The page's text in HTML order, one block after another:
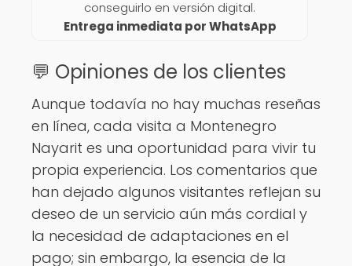
conseguirlo en versión digital.
Entrega inmediata por WhatsApp
💬 Opiniones de los clientes
Aunque todavía no hay muchas reseñas
en línea, cada visita a Montenegro
Nayarit es una oportunidad para vivir tu
propia experiencia. Los comentarios que
han dejado algunos visitantes reflejan su
deseo de un servicio aún más cordial y
la necesidad de adaptaciones en el
pago; sin embargo, la esencia de la